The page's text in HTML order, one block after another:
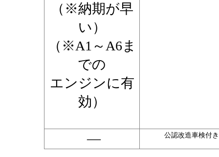
（※納期が早
い）
（※A1～A6ま
での
エンジンに有
効）
― 公認改造車検付き